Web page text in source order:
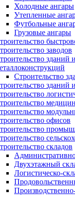
Холодные ангары
Утепленные
Футбольные
Грузовые ангары
заводов
зданий
Строительство
зданий
офисов
складов
Двухэтажный
Логистическо-